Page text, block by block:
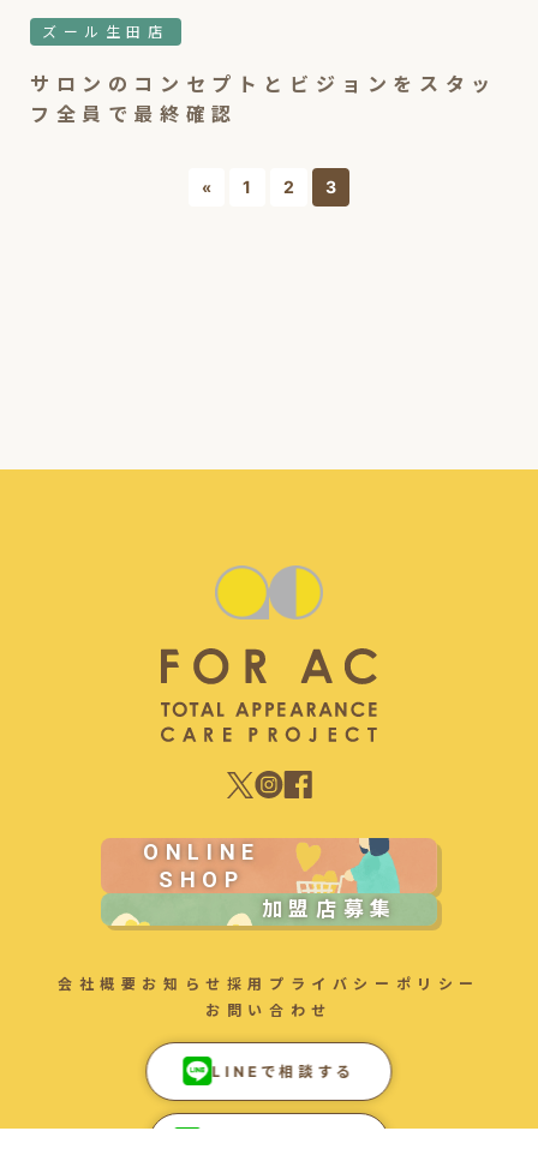
LINEで相談する
ズール生田店
サロンのコンセプトとビジョンをスタッ
フ全員で最終確認
« 1 2 3
ONLINE
SHOP
加盟店募集
会社概要 お知らせ 採用 プライバシーポリシー
お問い合わせ